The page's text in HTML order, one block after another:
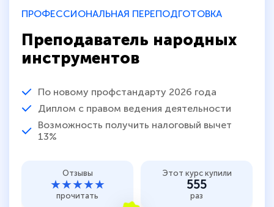
ПРОФЕССИОНАЛЬНАЯ ПЕРЕПОДГОТОВКА
Преподаватель народных
инструментов
По новому профстандарту 2026 года
Диплом с правом ведения деятельности
Возможность получить налоговый вычет
13%
Отзывы
★★★★★
прочитать
Этот курс купили
555
раз